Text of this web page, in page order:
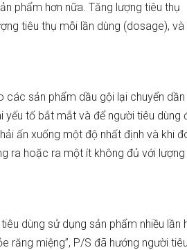
phẩm hơn nữa. Tăng lượng tiêu thụ
tiêu thụ mỗi lần dùng (dosage),
các sản phẩm dầu gội lại chuyển
yếu tố bắt mắt và để người tiêu
ấn xuống một độ nhất định và khi
ra hoặc ra một ít không đủ với
dùng sử dụng sản phẩm nhiều lần
răng miệng”, P/S đã hướng người